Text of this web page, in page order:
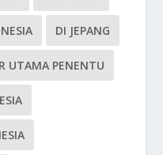
DI JEPANG
UTAMA PENENTU